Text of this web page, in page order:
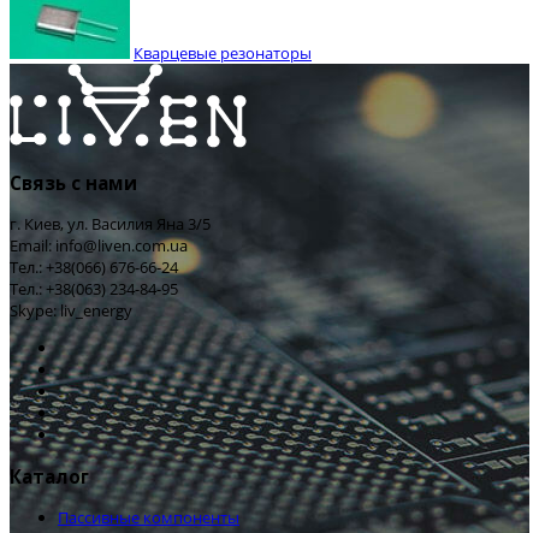
Кварцевые резонаторы
Связь с нами
г. Киев, ул. Василия Яна 3/5
Email: info@liven.com.ua
Тел.: +38(066) 676-66-24
Тел.: +38(063) 234-84-95
Skype: liv_energy
Каталог
Пассивные компоненты